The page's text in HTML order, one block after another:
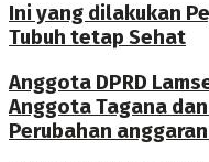
Ini yang dilakukan
Tubuh tetap Sehat
Anggota DPRD
Anggota Tagana
Perubahan